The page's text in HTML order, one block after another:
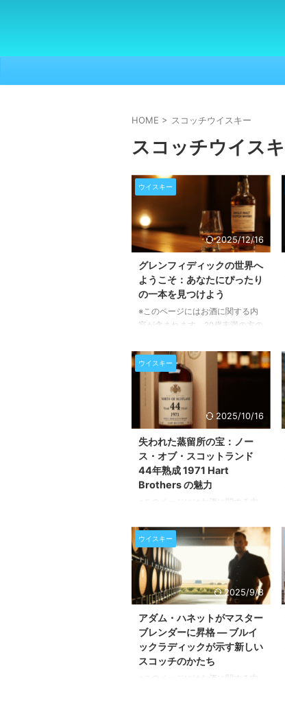
HOME > スコッチウイスキー
スコッチウイス
ウイスキー
2025/12/16
グレンフィディックの世界へ
ようこそ：あなたにぴったり
の一本を見つけよう
※このページにはお酒に関する内
容が含まれます。20歳未満の方の
世界で最も愛されるシングルモル
トスコッチウイスキー、グレンフ
ィディック。そのフルーティーで
クリーンな味わいは、多くのウイ
スキー愛好家にとって初めての体
験であり、長年の友でもありま
す。スコットランドのスペイサイ
ド地方に位置するこの蒸留所は、
一貫した品質と洗練された技術
で、世界中の人々を魅了してきま
した。今回は、グレンフィディッ
一本を見つけるお手伝いをさせて
...
ウイスキー
2025/10/16
失われた蒸留所の宝：ノー
ス・オブ・スコットランド
44年熟成 1971 Hart
Brothers の魅力
※このページにはお酒に関する内
閲覧・購入は禁止されています。
伝説の蒸留所が生んだ、時を超え
た一杯 スコットランドのウイス
キー愛好家の間で、ひっそりと語
り継がれる「ノース・オブ・スコ
ットランド」蒸留所。この蒸留所
は、残念ながら現在はその姿を消
してしまいましたが、そこで生み
出されたウイスキーは、今なお多
くの人々を魅了し続けています。
今回ご紹介するのは、そんな伝説
ウイスキー
2025/9/8
アダム・ハネットがマスター
ブレンダーに昇格 ― ブルイ
ックラディックが示す新しい
スコッチのかたち
※このページにはお酒に関する内